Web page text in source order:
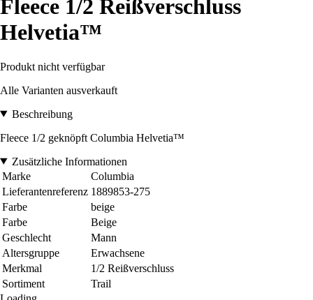
Fleece 1/2 Reißverschluss
Helvetia™
Produkt nicht verfügbar
Alle Varianten ausverkauft
Beschreibung
Fleece 1/2 geknöpft Columbia Helvetia™
Zusätzliche Informationen
Marke
Columbia
Lieferantenreferenz 1889853-275
Farbe
beige
Farbe
Beige
Geschlecht
Mann
Altersgruppe
Erwachsene
Merkmal
1/2 Reißverschluss
Sortiment
Trail